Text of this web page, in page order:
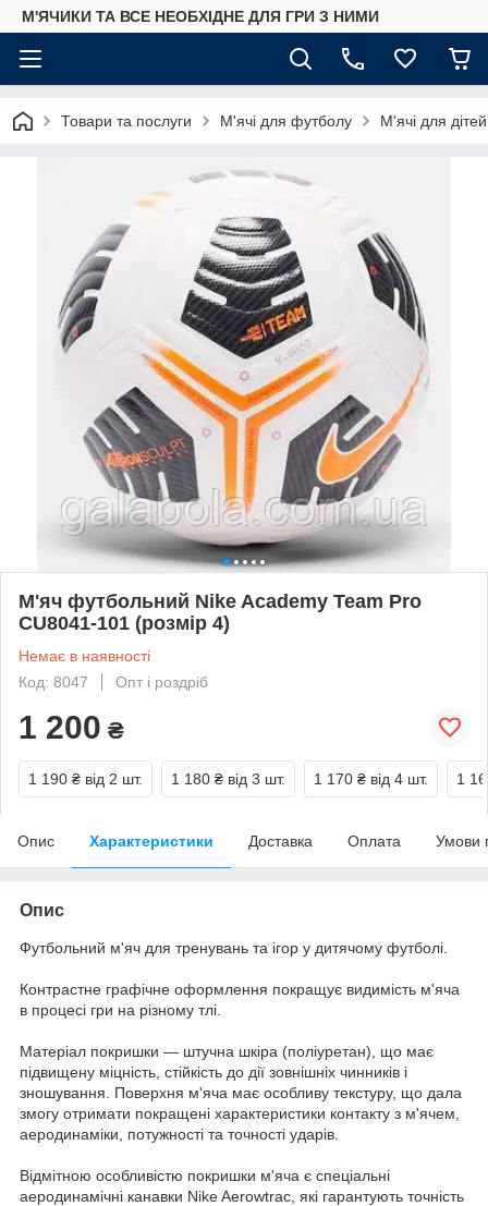
М'ЯЧИКИ ТА ВСЕ НЕОБХІДНЕ ДЛЯ ГРИ З НИМИ
Товари та послуги М'ячі для футболу М'ячі для
М'яч футбольний Nike Academy Team Pro
CU8041-101 (розмір 4)
Немає в наявності
Код: 8047
Опт і роздріб
1 200 ₴
1 190 ₴ від 2 шт. 1 180 ₴ від 3 шт. 1 170 ₴ від 4 шт. 1
Опис Характеристики Доставка Оплата Умови
Опис
Футбольний м'яч для тренувань та ігор у дитячому футболі.
Контрастне графічне оформлення покращує видимість м'яча
в процесі гри на різному тлі.
Матеріал покришки — штучна шкіра (поліуретан), що має
підвищену міцність, стійкість до дії зовнішніх чинників і
зношування. Поверхня м'яча має особливу текстуру, що дала
змогу отримати покращені характеристики контакту з м'ячем,
аеродинаміки, потужності та точності ударів.
Відмітною особливістю покришки м'яча є спеціальні
аеродинамічні канавки Nike Aerowtrac, які гарантують точність